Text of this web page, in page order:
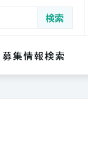
募集情報検索